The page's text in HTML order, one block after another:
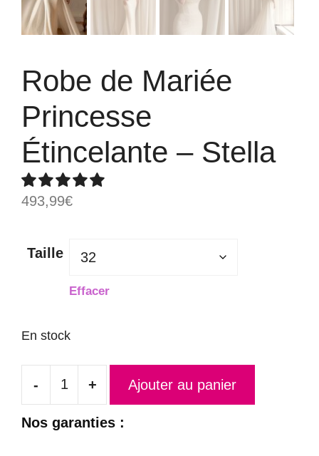
Robe de Mariée
Princesse
Étincelante – Stella
493,99€
Taille
Effacer
En stock
-
quantité
+ Ajouter au panier
Nos garanties :